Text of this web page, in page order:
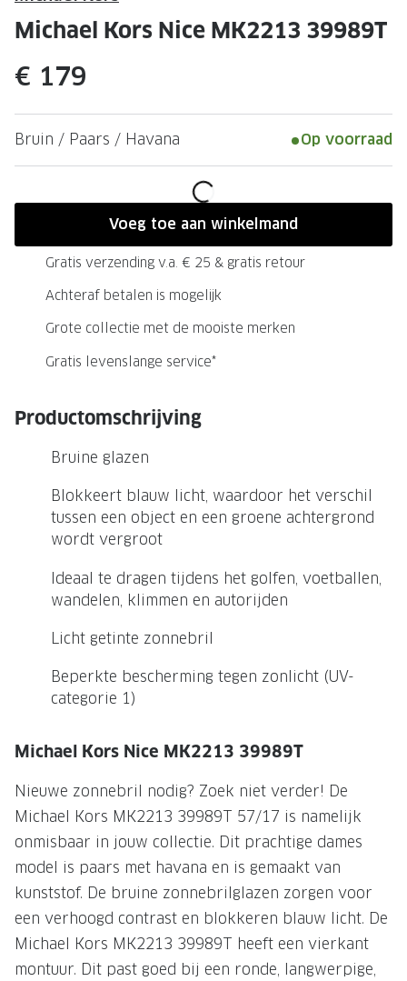
Nachtbrillen
MERKEN
Prada
Miu Miu
Burberry
Tom Ford
Oakley
Saint Laurent
Jouw complete merkbril voor 239,-
Tweede designerbril cadeau
Tot 200.- korting op een complete
merkbril
Premium Outlet: tot 50% korting
Alle acties
GrandOptical Zicht Plan
BRILLENGLAZEN
Onze brillenglazen
Nikon brillenglazen
Transitions brillenglazen
MERKEN
Ray-Ban
Prada
Tweede
sterkte
Michael Kors Nice MK2213 39989T
€ 179
Bruin / Paars / Havana Op voorraad
Voeg toe aan winkelmand
Gratis verzending v.a. € 25 & gratis retour
Achteraf betalen is mogelijk
Grote collectie met de mooiste merken
Gratis levenslange service*
Productomschrijving
Bruine glazen
Blokkeert blauw licht, waardoor het verschil
tussen een object en een groene achtergrond
wordt vergroot
Ideaal te dragen tijdens het golfen, voetballen,
wandelen, klimmen en autorijden
Licht getinte zonnebril
Beperkte bescherming tegen zonlicht (UV-
categorie 1)
Michael Kors Nice MK2213 39989T
Nieuwe zonnebril nodig? Zoek niet verder! De
Michael Kors MK2213 39989T 57/17 is namelijk
onmisbaar in jouw collectie. Dit prachtige dames
model is paars met havana en is gemaakt van
kunststof. De bruine zonnebrilglazen zorgen voor
een verhoogd contrast en blokkeren blauw licht. De
Michael Kors MK2213 39989T heeft een vierkant
montuur. Dit past goed bij een ronde, langwerpige,